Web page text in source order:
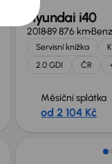
Hyundai i40
201889 876 km
Servisní knížka
2.0 GDI
ČR
Měsíční splátka
od 2 104 Kč